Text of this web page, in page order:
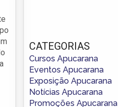
CATEGORIAS
Cursos Apucarana
Eventos Apucarana
Exposição Apucarana
Notícias Apucarana
Promoções Apucarana